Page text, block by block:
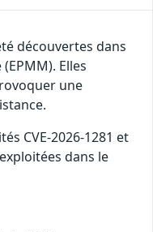
découvertes dans
Elles
une
CVE-2026-1281 et
dans le